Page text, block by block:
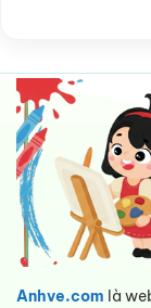
Anhve.com là